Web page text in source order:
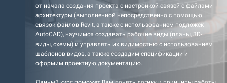
от начала создания проекта с настройкой связей с файлами
архитектуры (выполненной непосредственно с помощью
связок файлов Revit, а также с использованием подложек
AutoCAD), научимся создавать рабочие виды (планы, 3D-
виды, схемы) и управлять их видимостью с использованием
шаблонов видов, а также создадим спецификации и
оформим проектную документацию.